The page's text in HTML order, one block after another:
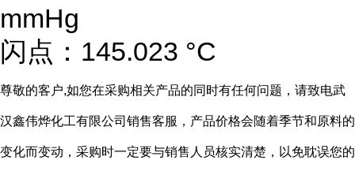
mmHg
闪点：145.023 °C
尊敬的客户,如您在采购相关产品的同时有任何问题，请致电武
汉鑫伟烨化工有限公司销售客服，产品价格会随着季节和原料的
变化而变动，采购时一定要与销售人员核实清楚，以免耽误您的